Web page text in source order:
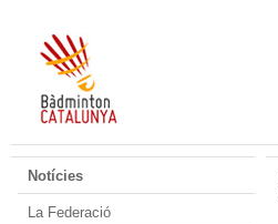
Notícies
La Federació